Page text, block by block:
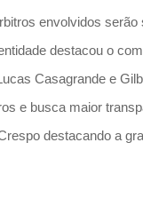
envolvidos
destacou o
Casagrande e
e busca maior
destacando a